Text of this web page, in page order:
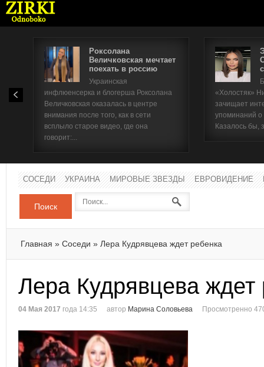
Роксолана
Величковская мечтает
поехать в россию
Украинская
инфлюенсерка и блогерша Роксолана
Величковская оказалась в центре
внимания после того, как в сети
всплыло старое видео, где она
говорит:...
«Холостяк»
зачищает
упоминаний
Казалось бы,
СОСЕДИ УКРАИНА МИРОВЫЕ ЗВЕЗДЫ ЕВРОВИДЕНИЕ
Поиск
Главная » Соседи » Лера Кудрявцева ждет ребенка
Лера Кудрявцева ждет
04 Мая 2017 года 14:35 автор Марина Соловьева Просмотренно
Имя